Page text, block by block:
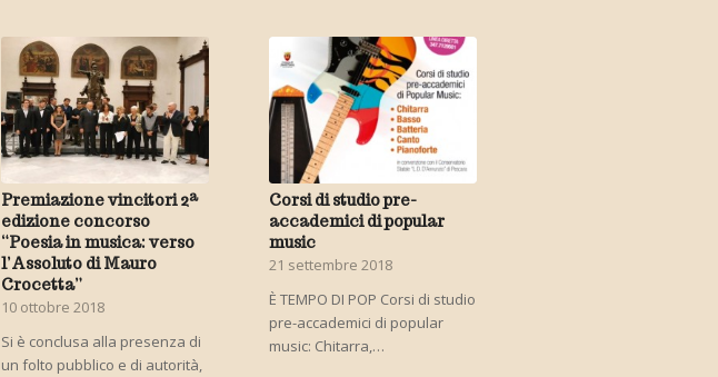
Premiazione vincitori 2ª
edizione concorso
“Poesia in musica: verso
l’Assoluto di Mauro
Crocetta”
10 ottobre 2018
Si è conclusa alla presenza di
un folto pubblico e di autorità,
Corsi di studio pre-
accademici di popular
music
21 settembre 2018
È TEMPO DI POP Corsi di studio
pre-accademici di popular
music: Chitarra,…